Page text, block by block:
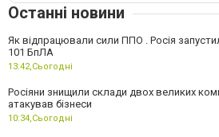
Останні новини
Як відпрацювали сили ППО . Росія
101 БпЛА
13:42,Сьогодні
Росіяни знищили склади двох великих
атакував бізнеси
10:34,Сьогодні